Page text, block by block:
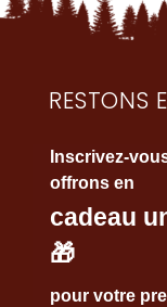
RESTONS
Inscrivez-
offrons en
cadeau
🎁
pour votre